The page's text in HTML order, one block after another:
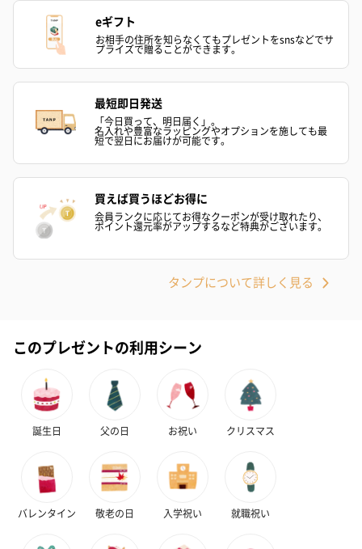
eギフト
お相手の住所を知らなくてもプレゼントをsnsなどでサ
プライズで贈ることができます。
最短即日発送
「今日買って、明日届く」。
名入れや豊富なラッピングやオプションを施しても最
短で翌日にお届けが可能です。
買えば買うほどお得に
会員ランクに応じてお得なクーポンが受け取れたり、
ポイント還元率がアップするなど特典がございます。
タンプについて詳しく見る
このプレゼントの利用シーン
誕生日 父の日 お祝い クリスマス
バレンタイン 敬老の日 入学祝い 就職祝い